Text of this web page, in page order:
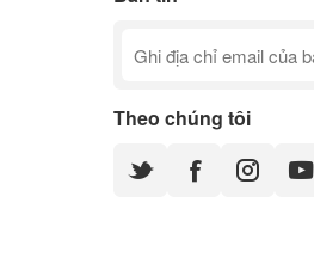
Theo chúng tôi